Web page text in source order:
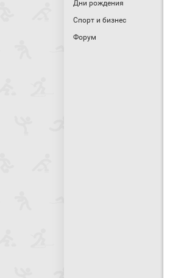
Дни рождения
Спорт и бизнес
Форум